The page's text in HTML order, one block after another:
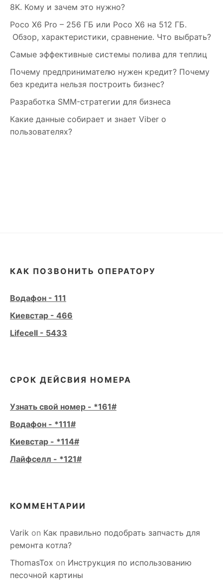
8K. Кому и зачем это нужно?
Poco X6 Pro – 256 ГБ или Poco X6 на 512 ГБ.
Обзор, характеристики, сравнение. Что выбрать?
Самые эффективные системы полива для теплиц
Почему предпринимателю нужен кредит? Почему
без кредита нельзя построить бизнес?
Разработка SMM-стратегии для бизнеса
Какие данные собирает и знает Viber о
пользователях?
КАК ПОЗВОНИТЬ ОПЕРАТОРУ
Водафон - 111
Киевстар - 466
Lifecell - 5433
СРОК ДЕЙСВИЯ НОМЕРА
Узнать свой номер - *161#
Водафон - *111#
Киевстар - *114#
Лайфселл - *121#
КОММЕНТАРИИ
Varik on Как правильно подобрать запчасть для
ремонта котла?
ThomasTox on Инструкция по использованию
песочной картины